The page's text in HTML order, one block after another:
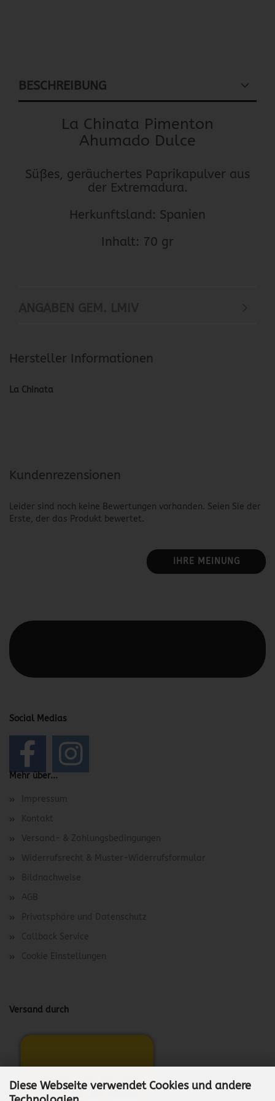
Diese Webseite verwendet Cookies und andere
BESCHREIBUNG
La Chinata Pimenton
Ahumado Dulce
Süßes, geräuchertes Paprikapulver aus
der Extremadura.
Herkunftsland: Spanien
Inhalt: 70 gr
Hersteller Informationen
La Chinata
Kundenrezensionen
Leider sind noch keine Bewertungen vorhanden. Seien Sie der
Erste, der das Produkt bewertet.
IHRE MEINUNG
Social Medias
Mehr über...
Impressum
Kontakt
Versand- & Zahlungsbedingungen
Widerrufsrecht & Muster-Widerrufsformular
Bildnachweise
AGB
Privatsphäre und Datenschutz
Callback Service
Cookie Einstellungen
Versand durch